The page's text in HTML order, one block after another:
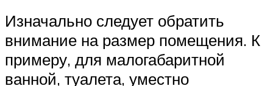
Изначально следует обратить
внимание на размер помещения. К
примеру, для малогабаритной
ванной, туалета, уместно